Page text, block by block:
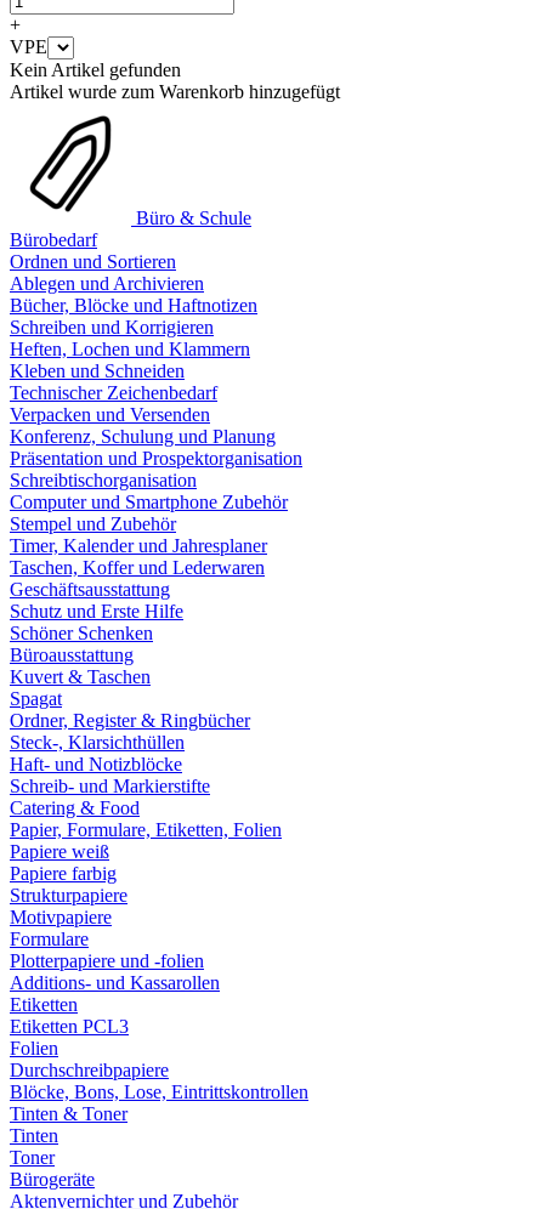
+
VPE
Kein Artikel gefunden
Artikel wurde zum Warenkorb hinzugefügt
Büro & Schule
Bürobedarf
Ordnen und Sortieren
Ablegen und Archivieren
Bücher, Blöcke und Haftnotizen
Schreiben und Korrigieren
Heften, Lochen und Klammern
Kleben und Schneiden
Technischer Zeichenbedarf
Verpacken und Versenden
Konferenz, Schulung und Planung
Präsentation und Prospektorganisation
Schreibtischorganisation
Computer und Smartphone Zubehör
Stempel und Zubehör
Timer, Kalender und Jahresplaner
Taschen, Koffer und Lederwaren
Geschäftsausstattung
Schutz und Erste Hilfe
Schöner Schenken
Büroausstattung
Kuvert & Taschen
Spagat
Ordner, Register & Ringbücher
Steck-, Klarsichthüllen
Haft- und Notizblöcke
Schreib- und Markierstifte
Catering & Food
Papier, Formulare, Etiketten, Folien
Papiere weiß
Papiere farbig
Strukturpapiere
Motivpapiere
Formulare
Plotterpapiere und -folien
Additions- und Kassarollen
Etiketten
Etiketten PCL3
Folien
Durchschreibpapiere
Blöcke, Bons, Lose, Eintrittskontrollen
Tinten & Toner
Tinten
Toner
Bürogeräte
Aktenvernichter und Zubehör